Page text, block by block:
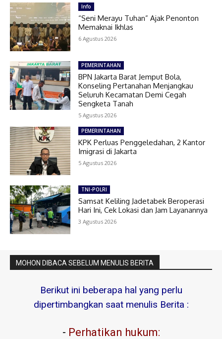
Info
“Seni Merayu Tuhan” Ajak Penonton
Memaknai Ikhlas
6 Agustus 2026
PEMERINTAHAN
BPN Jakarta Barat Jemput Bola,
Konseling Pertanahan Menjangkau
Seluruh Kecamatan Demi Cegah
Sengketa Tanah
5 Agustus 2026
PEMERINTAHAN
KPK Perluas Penggeledahan, 2 Kantor
Imigrasi di Jakarta
5 Agustus 2026
TNI-POLRI
Samsat Keliling Jadetabek Beroperasi
Hari Ini, Cek Lokasi dan Jam Layanannya
3 Agustus 2026
MOHON DIBACA SEBELUM MENULIS BERITA
Berikut ini beberapa hal yang perlu
dipertimbangkan saat menulis Berita :
- Perhatikan hukum: